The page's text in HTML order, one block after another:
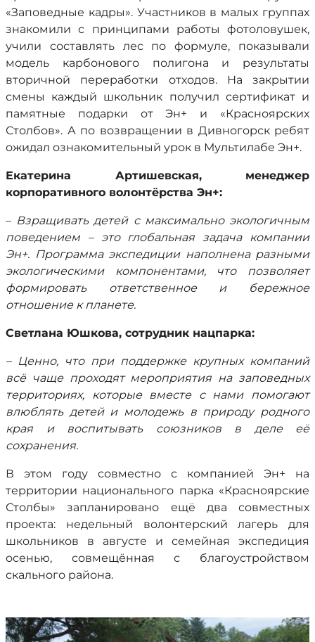
«Заповедные кадры». Участников в малых группах
знакомили с принципами работы фотоловушек,
учили составлять лес по формуле, показывали
модель карбонового полигона и результаты
вторичной переработки отходов. На закрытии
смены каждый школьник получил сертификат и
памятные подарки от Эн+ и «Красноярских
Столбов». А по возвращении в Дивногорск ребят
ожидал ознакомительный урок в Мультилабе Эн+.
Екатерина Артишевская, менеджер
корпоративного волонтёрства Эн+:
– Взращивать детей с максимально экологичным
поведением – это глобальная задача компании
Эн+. Программа экспедиции наполнена разными
экологическими компонентами, что позволяет
формировать ответственное и бережное
отношение к планете.
Светлана Юшкова, сотрудник нацпарка:
– Ценно, что при поддержке крупных компаний
всё чаще проходят мероприятия на заповедных
территориях, которые вместе с нами помогают
влюблять детей и молодежь в природу родного
края и воспитывать союзников в деле её
сохранения.
В этом году совместно с компанией Эн+ на
территории национального парка «Красноярские
Столбы» запланировано ещё два совместных
проекта: недельный волонтерский лагерь для
школьников в августе и семейная экспедиция
осенью, совмещённая с благоустройством
скального района.